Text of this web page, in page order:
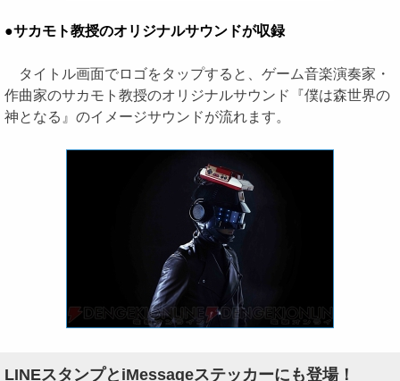
●サカモト教授のオリジナルサウンドが収録
タイトル画面でロゴをタップすると、ゲーム音楽演奏家・
作曲家のサカモト教授のオリジナルサウンド『僕は森世界の
神となる』のイメージサウンドが流れます。
LINEスタンプとiMessageステッカーにも登場！